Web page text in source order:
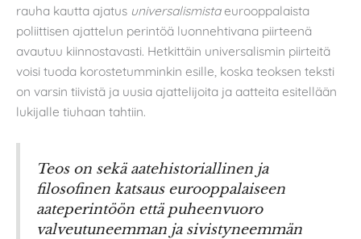
rauha kautta ajatus universalismistaeurooppalaista
poliittisen ajattelun perintöä luonnehtivana piirteenä
avautuu kiinnostavasti. Hetkittäin universalismin piirteitä
voisi tuoda korostetumminkin esille, koska teoksen teksti
on varsin tiivistä ja uusia ajattelijoita ja aatteita esitellään
lukijalle tiuhaan tahtiin.
Teos on sekä aatehistoriallinen ja
filosofinen katsaus eurooppalaiseen
aateperintöön että puheenvuoro
valveutuneemman ja sivistyneemmän